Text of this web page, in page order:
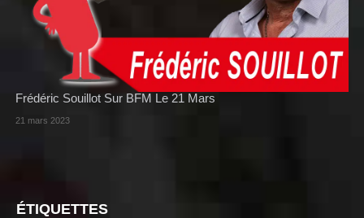
Frédéric Souillot Sur BFM Le 21 Mars
21 mars 2023
ÉTIQUETTES